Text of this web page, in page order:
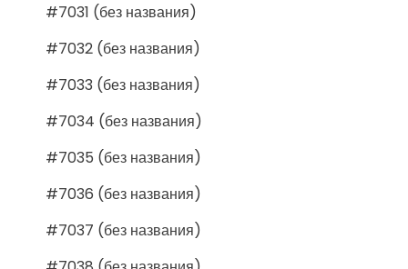
#7031 (без названия)
#7032 (без названия)
#7033 (без названия)
#7034 (без названия)
#7035 (без названия)
#7036 (без названия)
#7037 (без названия)